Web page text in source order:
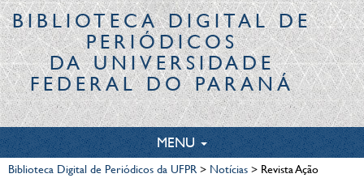
Canais
BIBLIOTECA DIGITALDE
PERIÓDICOS
DA UNIVERSIDADE
FEDERAL DO PARANÁ
TOGGLE
NAVIGATION
MENU
Biblioteca Digital de Periódicos da UFPR> Notícias> Revista Ação